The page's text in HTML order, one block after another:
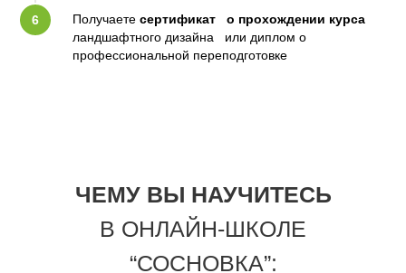
Получаете сертификат о прохождении курса
ландшафтного дизайна или диплом о
профессиональной переподготовке
ЧЕМУ ВЫ НАУЧИТЕСЬ
В ОНЛАЙН-ШКОЛЕ
“СОСНОВКА”: